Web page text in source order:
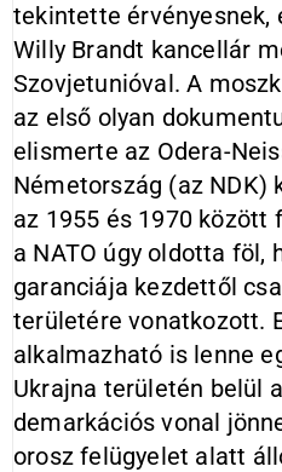
tekintette érvényesnek,
Willy Brandt kancellár
Szovjetunióval. A
az első olyan
elismerte az Odera-
Németország (az NDK)
az 1955 és 1970
a NATO úgy oldotta föl,
garanciája kezdettől
területére vonatkozott.
alkalmazható is lenne
Ukrajna területén belül
demarkációs vonal
orosz felügyelet alatt